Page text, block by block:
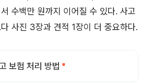
수백만 원까지 이어질 수 있다. 사고
사진 3장과 견적 1장이 더 중요하다.
보험 처리 방법